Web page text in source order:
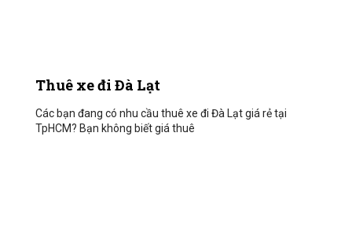
Thuê xe đi Đà Lạt
Các bạn đang có nhu cầu thuê xe đi Đà Lạt giá rẻ tại
TpHCM? Bạn không biết giá thuê